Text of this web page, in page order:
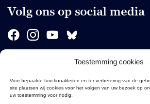
Toestemming cookies
Voor bepaalde functionaliteiten en ter verbetering van de
site plaatsen wij cookies voor het volgen van uw bezoek op
uw toestemming voor nodig.
Volg ons op social media